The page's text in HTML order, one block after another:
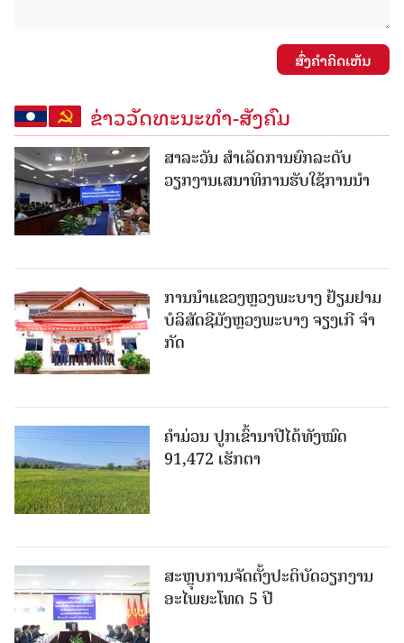
ສົ່ງຄໍາຄິດເຫັນ
ຂ່າວວັດທະນະທຳ-ສັງຄົມ
ສາລະວັນ ສໍາເລັດການຍົກລະດັບ
ວຽກງານເສນາທິການຮັບໃຊ້ການນໍາ
ການນຳແຂວງຫຼວງພະບາງ ຢ້ຽມ​ຢາມ
ບໍ​ລິ​ສັດຊີມັງຫຼວງພະບາງ ຈຽງເກີ ຈໍາ
ກັດ
ຄໍາມ່ວນ ປູກເຂົ້ານາປີໄດ້ທັງໝົດ
91,472 ເຮັກຕາ
ສະຫຼຸບການຈັດຕັ້ງປະຕິບັດວຽກງານ
ອະໄພຍະໂທດ 5 ປີ